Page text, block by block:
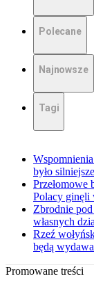
Polecane
Najnowsze
Tagi
było
Przełomowe
Polacy ginęli
Zbrodnie
własnych
Rzeź
będą
Promowane treści